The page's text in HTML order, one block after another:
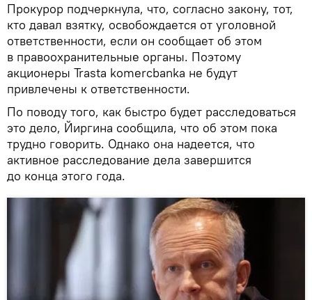
Прокурор подчеркнула, что, согласно закону, тот,
кто давал взятку, освобождается от уголовной
ответственности, если он сообщает об этом
в правоохранительные органы. Поэтому
акционеры Trasta komercbanka не будут
привлечены к ответственности.
По поводу того, как быстро будет расследоваться
это дело, Йиргина сообщила, что об этом пока
трудно говорить. Однако она надеется, что
активное расследование дела завершится
до конца этого года.